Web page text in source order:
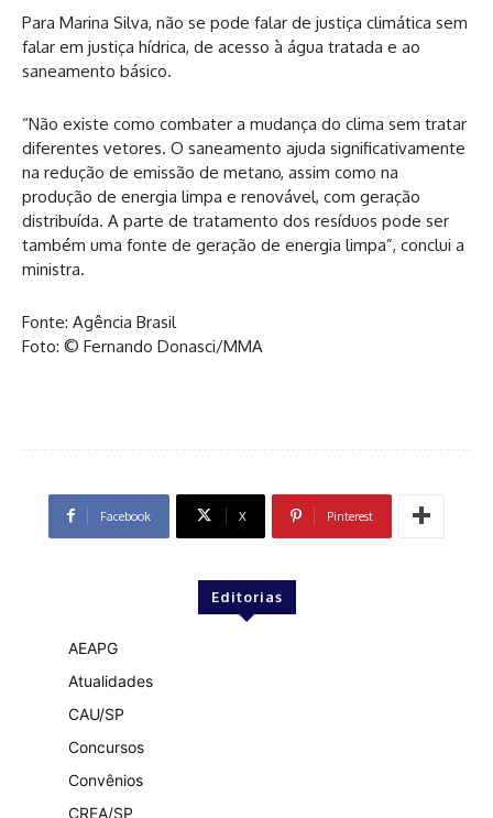
Para Marina Silva, não se pode falar de justiça climática sem
falar em justiça hídrica, de acesso à água tratada e ao
saneamento básico.
“Não existe como combater a mudança do clima sem tratar
diferentes vetores. O saneamento ajuda significativamente
na redução de emissão de metano, assim como na
produção de energia limpa e renovável, com geração
distribuída. A parte de tratamento dos resíduos pode ser
também uma fonte de geração de energia limpa”, conclui a
ministra.
Fonte: Agência Brasil
Foto: © Fernando Donasci/MMA
Facebook X Pinterest
Editorias
AEAPG
Atualidades
CAU/SP
Concursos
Convênios
CREA/SP